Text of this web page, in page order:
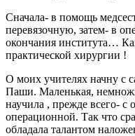
Сначала- в помощь
перевязочную, затем- в
окончания института…
практической хирургии !
О моих учителях начну с
Паши. Маленькая,
научила , прежде всего- с
операционной. Так что
обладала талантом